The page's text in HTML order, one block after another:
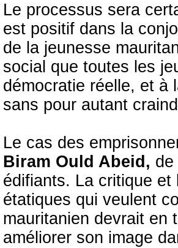
Le processus sera
est positif dans la
de la jeunesse
social que toutes les
démocratie réelle, et à
sans pour autant
Le cas des
Biram Ould Abeid, de
édifiants. La critique
étatiques qui veulent
mauritanien devrait en
améliorer son image